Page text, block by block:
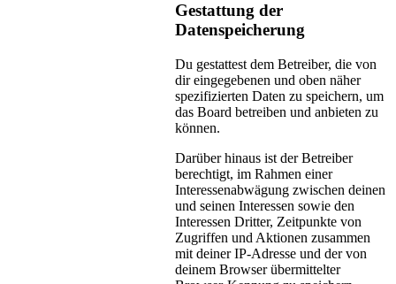
Gestattung der
Datenspeicherung
Du gestattest dem Betreiber, die von
dir eingegebenen und oben näher
spezifizierten Daten zu speichern, um
das Board betreiben und anbieten zu
können.
Darüber hinaus ist der Betreiber
berechtigt, im Rahmen einer
Interessenabwägung zwischen deinen
und seinen Interessen sowie den
Interessen Dritter, Zeitpunkte von
Zugriffen und Aktionen zusammen
mit deiner IP-Adresse und der von
deinem Browser übermittelter